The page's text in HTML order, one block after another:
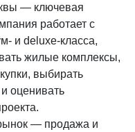
— ключевая
работает с
и deluxe-класса,
жилые комплексы,
выбирать
оценивать
— продажа и